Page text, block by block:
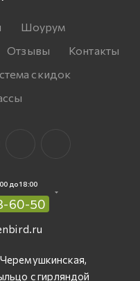
Шоурум
Отзывы
Контакты
скидок
до 18:00
60-50
с гирляндой